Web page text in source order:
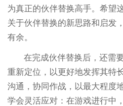
为真正的伙伴替换高手。希望
关于伙伴替换的新思路和启发
有余。
在完成伙伴替换后，还需
重新定位，以更好地发挥其特
沟通，协同作战，以最大程度
学会灵活应对：在游戏进行中